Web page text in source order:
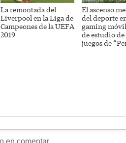
La remontada del
Liverpool en la Liga de
Campeones de la UEFA
2019
El ascenso
del deporte
gaming móvil
de estudio de
juegos de